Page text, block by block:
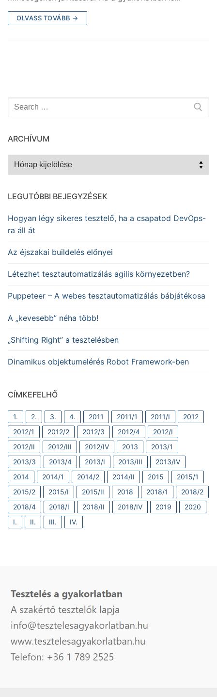
OLVASS TOVÁBB →
Keresése:
ARCHÍVUM
Archívum
LEGUTÓBBI BEJEGYZÉSEK
Hogyan légy sikeres tesztelő, ha a csapatod DevOps-
ra áll át
Az éjszakai buildelés előnyei
Létezhet tesztautomatizálás agilis környezetben?
Puppeteer – A webes tesztautomatizálás bábjátékosa
A „kevesebb” néha több!
„Shifting Right” a tesztelésben
Dinamikus objektumelérés Robot Framework-ben
CÍMKEFELHŐ
1. 2. 3. 4. 2011 2011/1 2011/I
2012
2012/1
2012/2 2012/3 2012/4
2012/I
2012/II
2012/III 2012/IV 2013
2013/1
2013/3
2013/4 2013/I 2013/III
2013/IV
2014
2014/1 2014/2 2014/II 2015
2015/1
2015/2
2015/I 2015/II 2018 2018/1
2018/2
2018/4
2018/I 2018/II 2018/IV 2019
2020
I.
II. III. IV.